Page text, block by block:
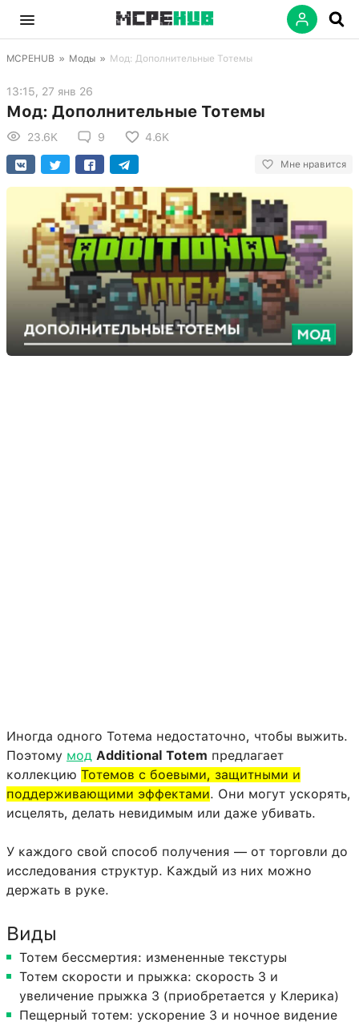
MCPEHUB » Моды » Мод: Дополнительные Тотемы
13:15, 27 янв 26
Мод: Дополнительные Тотемы
23.6K 9 4.6K
Мне нравится
Иногда одного Тотема недостаточно, чтобы выжить.
Поэтому мод Additional Totem предлагает
коллекцию Тотемов с боевыми, защитными и
поддерживающими эффектами. Они могут ускорять,
исцелять, делать невидимым или даже убивать.
У каждого свой способ получения — от торговли до
исследования структур. Каждый из них можно
держать в руке.
Виды
Тотем бессмертия: измененные текстуры
Тотем скорости и прыжка: скорость 3 и
увеличение прыжка 3 (приобретается у Клерика)
Пещерный тотем: ускорение 3 и ночное видение